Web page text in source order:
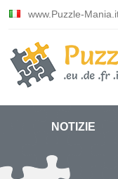
www.Puzzle-
NOTIZIE